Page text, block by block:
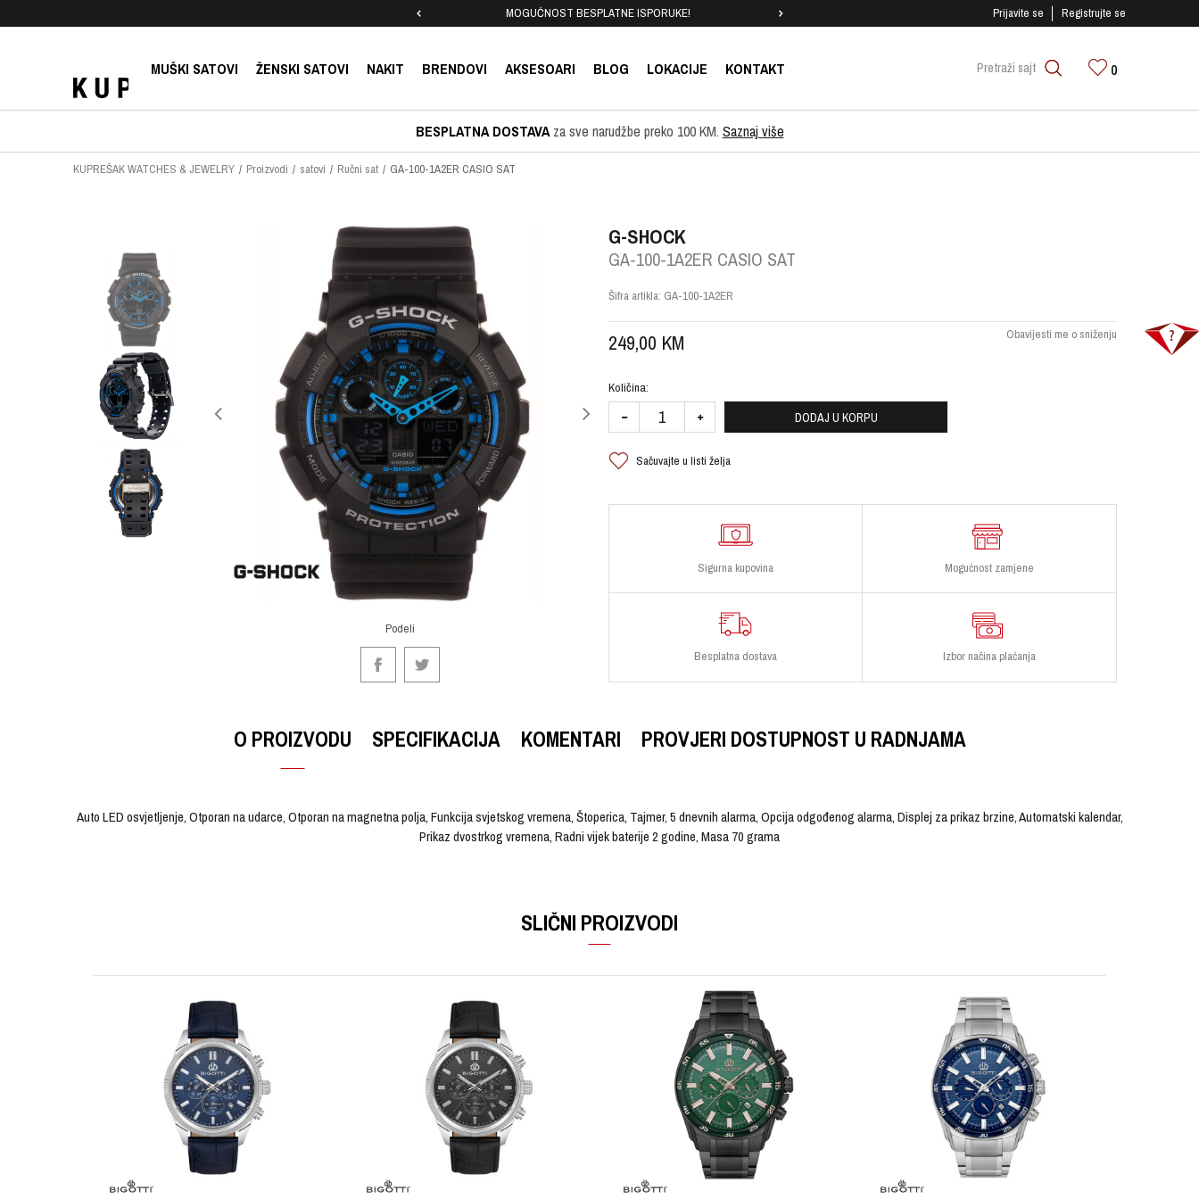
MOGUĆNOST BESPLATNE ISPORUKE! SIGURNO PLAĆANJE PLATNIM KARTICAMA!
Prijavite se Registrujte se
MUŠKI SATOVI ŽENSKI SATOVI NAKIT BRENDOVI AKSESOARI BLOG LOKACIJE KONTAKT Pretraži sajt 0
BESPLATNA DOSTAVAza sve narudžbe preko 100 KM. Saznaj više
KUPREŠAK WATCHES & JEWELRY Proizvodi satovi Ručni sat GA-100-1A2ER CASIO SAT
Podeli
G-SHOCK
GA-100-1A2ER CASIO SAT
Šifra artikla: GA-100-1A2ER
249,00 KM Obavijesti me o sniženju
Količina:
DODAJ U KORPU
Sačuvajte u listi želja
Sigurna kupovina Mogućnost zamjene
Besplatna dostava Izbor načina plaćanja
O PROIZVODU SPECIFIKACIJA KOMENTARI PROVJERI DOSTUPNOST U RADNJAMA
Auto LED osvjetljenje, Otporan na udarce, Otporan na magnetna polja, Funkcija svjetskog vremena, Štoperica, Tajmer, 5 dnevnih alarma, Opcija odgođenog alarma, Displej za prikaz brzine, Automatski kalendar,
Prikaz dvostrkog vremena, Radni vijek baterije 2 godine, Masa 70 grama
Muški
Kvarcni
Kaučuk
Materijal narukvice Kaučuk
Boja narukvice
SLIČNI PROIZVODI